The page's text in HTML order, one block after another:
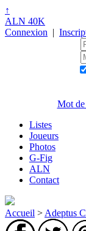
↑
ALN 40K
Connexion |
Mot de
Listes
Joueurs
Photos
G-Fig
ALN
Contact
Accueil > Adeptus